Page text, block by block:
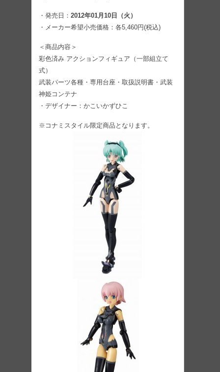
・発売日： 2012年01月10日（火）
・メーカー希望小売価格：各5,460円(税込)
＜商品内容＞
彩色済み アクションフィギュア（一部組立て
式）
武装パーツ各種・専用台座・取扱説明書・武装
神姫コンテナ
・デザイナー：かこいかずひこ
※コナミスタイル限定商品となります。